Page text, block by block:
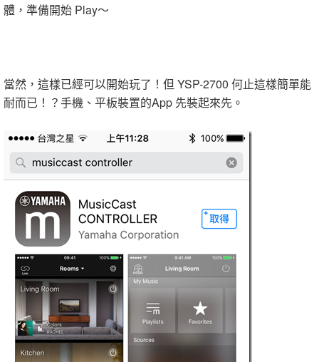
體，準備開始 Play～
當然，這樣已經可以開始玩了！但 YSP-2700 何止這樣簡單能
耐而已！？手機、平板裝置的App 先裝起來先。